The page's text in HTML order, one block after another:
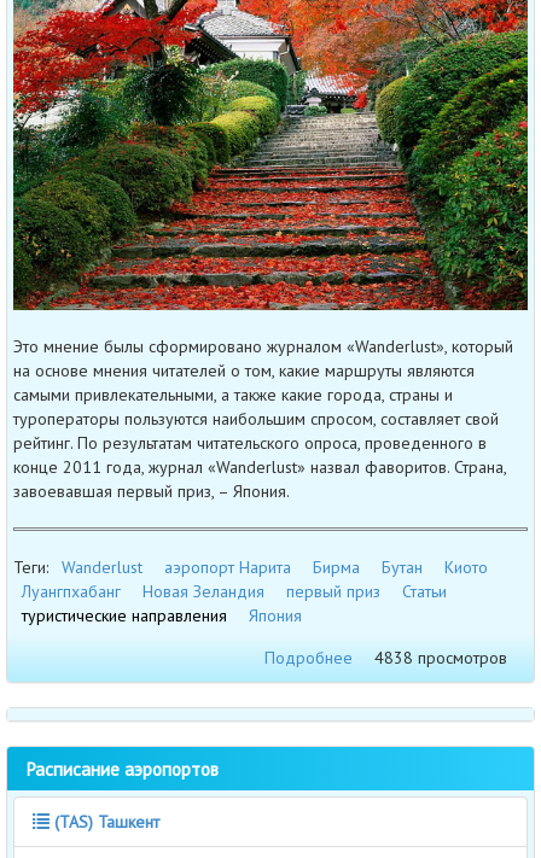
Это мнение былы сформировано журналом «Wanderlust», который
на основе мнения читателей о том, какие маршруты являются
самыми привлекательными, а также какие города, страны и
туроператоры пользуются наибольшим спросом, составляет свой
рейтинг. По результатам читательского опроса, проведенного в
конце 2011 года, журнал «Wanderlust» назвал фаворитов. Страна,
завоевавшая первый приз, – Япония.
Теги: Wanderlust аэропорт Нарита Бирма Бутан
Киото
Луангпхабанг
Новая Зеландия первый приз
Статьи
туристические направления
Япония
Подробнее
4838 просмотров
Расписание аэропортов
(TAS) Ташкент